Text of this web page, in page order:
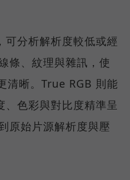
分析解析度較低或經
條、紋理與雜訊，使
清晰。True RGB 則能
色彩與對比度精準呈
原始片源解析度與壓